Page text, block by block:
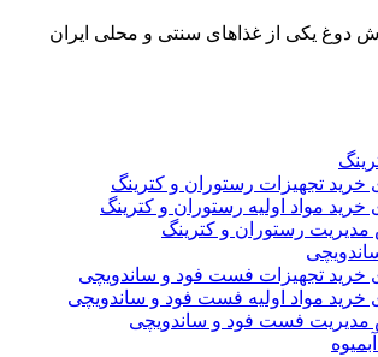
دوغ یکی از غذاهای سنتی و محلی ایران
خرید تجهیزات رستوران و کترینگ
خرید مواد اولیه رستوران و کترینگ
مدیریت رستوران و کترینگ
خرید تجهیزات فست فود و ساندویچی
خرید مواد اولیه فست فود و ساندویچی
مدیریت فست فود و ساندویچی